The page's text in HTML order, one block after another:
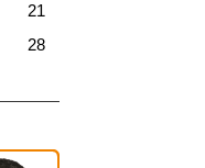
21
28